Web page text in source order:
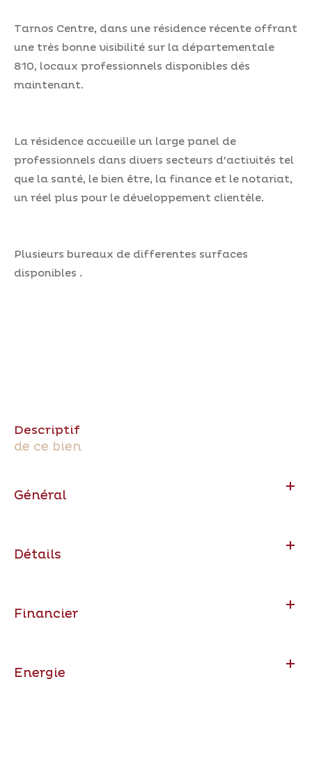
Tarnos Centre, dans une résidence récente offrant
une très bonne visibilité sur la départementale
810, locaux professionnels disponibles dés
maintenant.
La résidence accueille un large panel de
professionnels dans divers secteurs d'activités tel
que la santé, le bien être, la finance et le notariat,
un réel plus pour le développement clientèle.
Plusieurs bureaux de differentes surfaces
disponibles .
descriptif
de ce bien
Général
Détails
Financier
Energie